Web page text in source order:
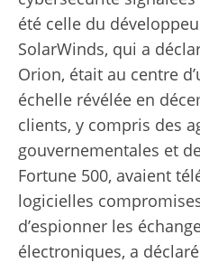
été celle du
SolarWinds, qui a
Orion, était au centre
échelle révélée en
clients, y compris des
gouvernementales et
Fortune 500, avaient
logicielles
d’espionner les
électroniques, a